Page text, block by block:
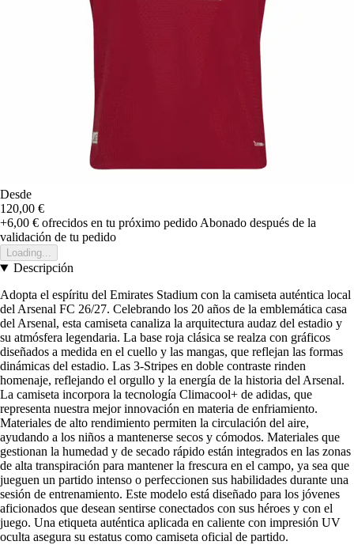
Desde
120,00 €
+6,00 € ofrecidos en tu próximo pedido Abonado después de la
validación de tu pedido
Loading...
Descripción
Adopta el espíritu del Emirates Stadium con la camiseta auténtica local
del Arsenal FC 26/27. Celebrando los 20 años de la emblemática casa
del Arsenal, esta camiseta canaliza la arquitectura audaz del estadio y
su atmósfera legendaria. La base roja clásica se realza con gráficos
diseñados a medida en el cuello y las mangas, que reflejan las formas
dinámicas del estadio. Las 3-Stripes en doble contraste rinden
homenaje, reflejando el orgullo y la energía de la historia del Arsenal.
La camiseta incorpora la tecnología Climacool+ de adidas, que
representa nuestra mejor innovación en materia de enfriamiento.
Materiales de alto rendimiento permiten la circulación del aire,
ayudando a los niños a mantenerse secos y cómodos. Materiales que
gestionan la humedad y de secado rápido están integrados en las zonas
de alta transpiración para mantener la frescura en el campo, ya sea que
jueguen un partido intenso o perfeccionen sus habilidades durante una
sesión de entrenamiento. Este modelo está diseñado para los jóvenes
aficionados que desean sentirse conectados con sus héroes y con el
juego. Una etiqueta auténtica aplicada en caliente con impresión UV
oculta asegura su estatus como camiseta oficial de partido.